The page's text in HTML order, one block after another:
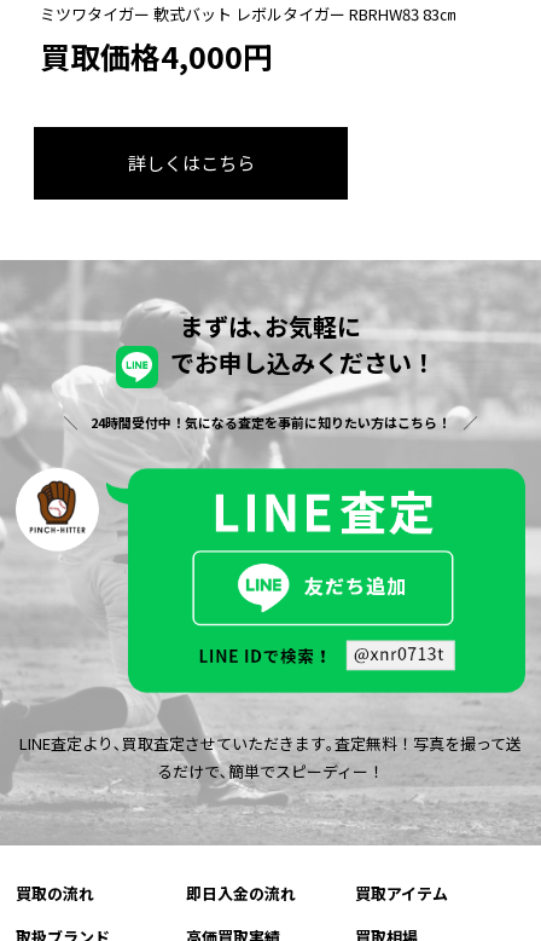
ミツワタイガー 軟式バット レボルタイガー RBRHW83 83㎝
買取価格4,000円
詳しくはこちら
まずは､お気軽に
でお申し込みください！
24時間受付中！気になる査定を事前に知りたい方はこちら！
LINE査定より､買取査定させていただきます｡査定無料！写真を撮って送
るだけで､簡単でスピーディー！
買取の流れ 即日入金の流れ
買取アイテム